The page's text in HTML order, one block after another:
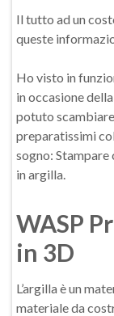
Il tutto ad un
queste
Ho visto in
in occasione
potuto
preparatissimi
sogno:
in argilla.
WASP
in 3D
L’argilla è un
materiale da